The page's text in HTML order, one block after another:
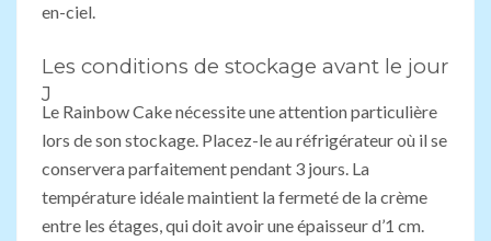
en-ciel.
Les conditions de stockage avant le jour
J
Le Rainbow Cake nécessite une attention particulière
lors de son stockage. Placez-le au réfrigérateur où il se
conservera parfaitement pendant 3 jours. La
température idéale maintient la fermeté de la crème
entre les étages, qui doit avoir une épaisseur d’1 cm.